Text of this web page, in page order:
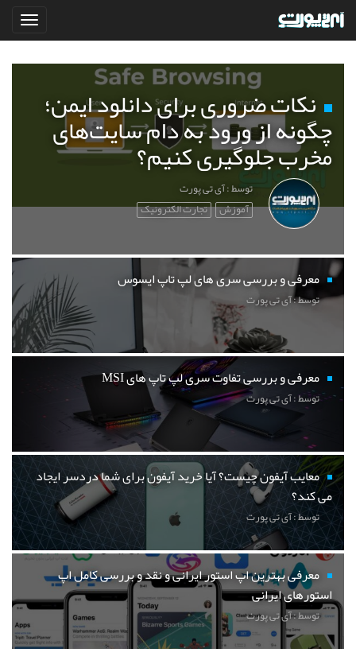
نکات ضروری برای دانلود ایمن؛
چگونه از ورود به دام سایت‌های
مخرب جلوگیری کنیم؟
توسط : آی تی پورت
آموزش تجارت الکترونیک
معرفی و بررسی سری های لپ تاپ ایسوس
توسط : آی تی پورت
معرفی و بررسی تفاوت سری لپ تاپ های MSI
توسط : آی تی پورت
معایب آیفون چیست؟ آیا خرید آیفون برای شما دردسر ایجاد
می کند؟
توسط : آی تی پورت
معرفی بهترین اپ استور ایرانی و نقد و بررسی کامل اپ
استورهای ایرانی
توسط : آی تی پورت